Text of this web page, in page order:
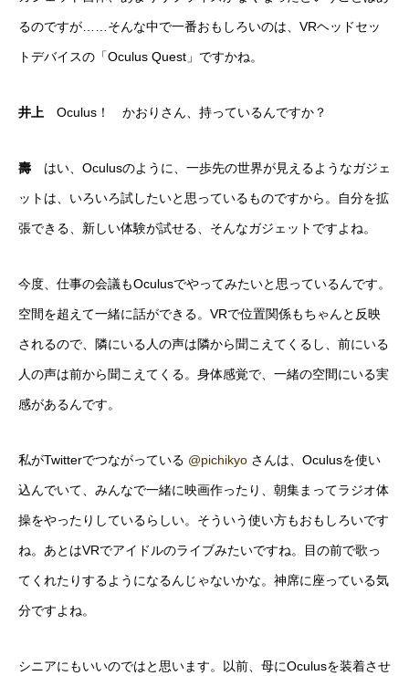
るのですが……そんな中で一番おもしろいのは、VRヘッドセッ
トデバイスの「Oculus Quest」ですかね。
井上 Oculus！ かおりさん、持っているんですか？
壽 はい、Oculusのように、一歩先の世界が見えるようなガジェ
ットは、いろいろ試したいと思っているものですから。自分を拡
張できる、新しい体験が試せる、そんなガジェットですよね。
今度、仕事の会議もOculusでやってみたいと思っているんです。
空間を超えて一緒に話ができる。VRで位置関係もちゃんと反映
されるので、隣にいる人の声は隣から聞こえてくるし、前にいる
人の声は前から聞こえてくる。身体感覚で、一緒の空間にいる実
感があるんです。
私がTwitterでつながっている @pichikyo さんは、Oculusを使い
込んでいて、みんなで一緒に映画作ったり、朝集まってラジオ体
操をやったりしているらしい。そういう使い方もおもしろいです
ね。あとはVRでアイドルのライブみたいですね。目の前で歌っ
てくれたりするようになるんじゃないかな。神席に座っている気
分ですよね。
シニアにもいいのではと思います。以前、母にOculusを装着させ